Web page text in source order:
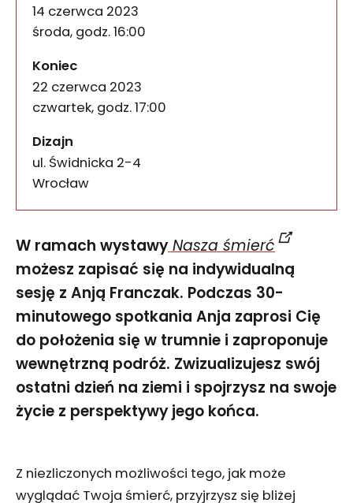
14 czerwca 2023
środa, godz. 16:00
Koniec
22 czerwca 2023
czwartek, godz. 17:00
Dizajn
ul. Świdnicka 2-4
50-067
Wrocław
W ramach wystawyNasza śmierć
możesz zapisać się na indywidualną
sesję z Anją Franczak. Podczas 30-
minutowego spotkania Anja zaprosi Cię
do położenia się w trumnie i zaproponuje
wewnętrzną podróż. Zwizualizujesz swój
ostatni dzień na ziemi i spojrzysz na swoje
życie z perspektywy jego końca.
Z niezliczonych możliwości tego, jak może
wyglądać Twoja śmierć, przyjrzysz się bliżej